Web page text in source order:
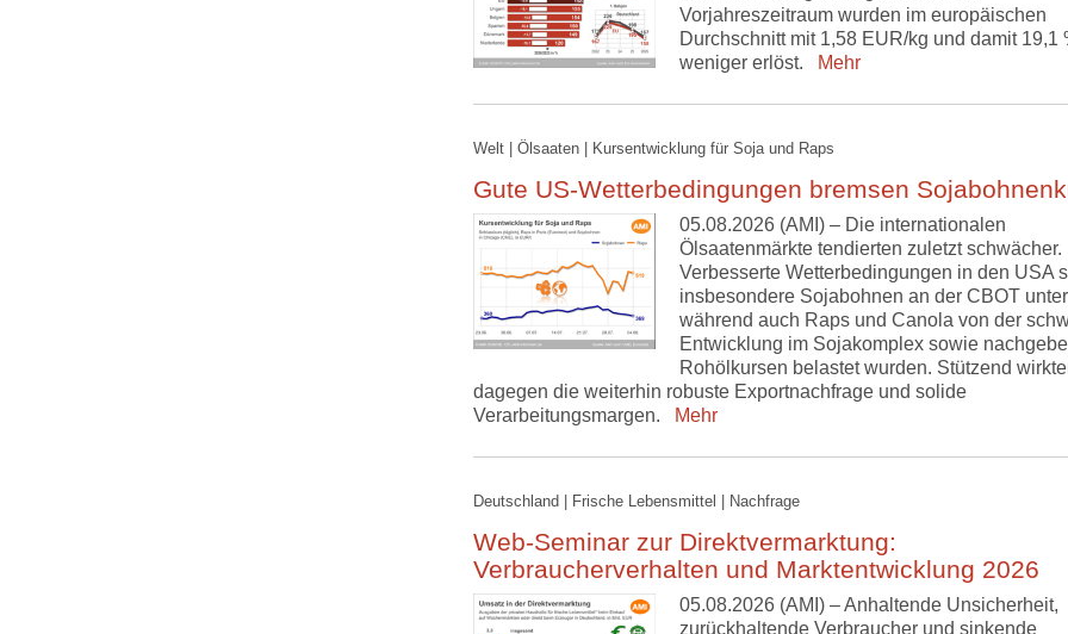
Vorjahreszeitraum wurden im europäischen
Durchschnitt mit 1,58 EUR/kg und damit 19,1
weniger erlöst.
Mehr
Welt | Ölsaaten | Kursentwicklung für Soja und Raps
Gute US-Wetterbedingungen bremsen
05.08.2026 (AMI) – Die internationalen
Ölsaatenmärkte tendierten zuletzt schwächer.
Verbesserte Wetterbedingungen in den USA
insbesondere Sojabohnen an der CBOT
während auch Raps und Canola von der
Entwicklung im Sojakomplex sowie
Rohölkursen belastet wurden. Stützend
dagegen die weiterhin robuste Exportnachfrage und solide
Verarbeitungsmargen.
Mehr
Deutschland | Frische Lebensmittel | Nachfrage
Web-Seminar zur Direktvermarktung:
Verbraucherverhalten und Marktentwicklung 2026
05.08.2026 (AMI) – Anhaltende Unsicherheit,
zurückhaltende Verbraucher und sinkende